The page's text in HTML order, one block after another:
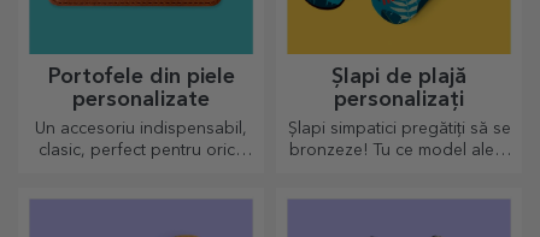
Portofele din piele
personalizate
Un accesoriu indispensabil,
clasic, perfect pentru orice
Șlapi de plajă
personalizați
Șlapi simpatici pregătiți să se
bronzeze! Tu ce model alegi